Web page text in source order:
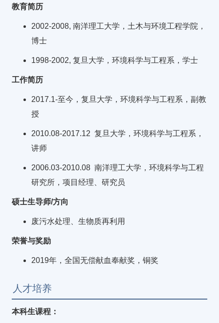
教育简历
2002-2008, 南洋理工大学，土木与环境工程学院，
博士
1998-2002, 复旦大学，环境科学与工程系，学士
工作简历
2017.1-至今，复旦大学，环境科学与工程系，副教
授
2010.08-2017.12 复旦大学，环境科学与工程系，
讲师
2006.03-2010.08 南洋理工大学，环境科学与工程
研究所，项目经理、研究员
硕士生导师/方向
废污水处理、生物质再利用
荣誉与奖励
2019年，全国无偿献血奉献奖，铜奖
人才培养
本科生课程：